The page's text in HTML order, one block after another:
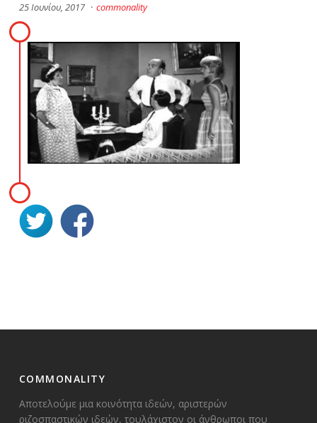
25 Ιουνίου, 2017 · commonality
COMMONALITY
Αποτελούμε μια κοινότητα ιδεών, αριστερών
ριζοσπαστικών ιδεών, τουλάχιστον οι άνθρωποι που